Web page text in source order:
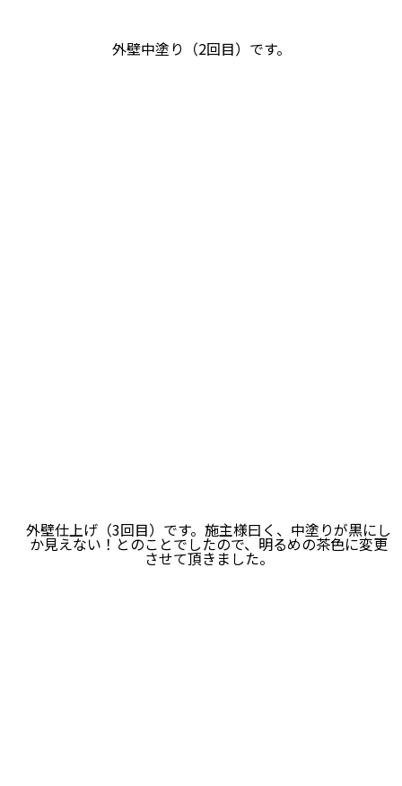
外壁中塗り（2回目）です。
外壁仕上げ（3回目）です。施主様曰く、中塗りが黒にし
か見えない！とのことでしたので、明るめの茶色に変更
させて頂きました。